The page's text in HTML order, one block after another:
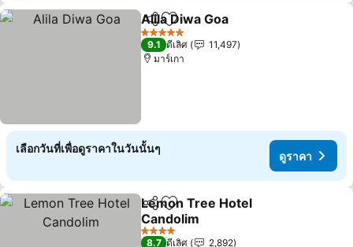
แชร์ เพิ่มในรายการโปรด
Alila Diwa Goa
5 ดาว
9.1 ดีเลิศ
11,497
มาร์เกา
เลือกวันที่เพื่อดูราคาในวันนั้นๆ
ดูราคา
แชร์ เพิ่มในรายการโปรด
Lemon Tree Hotel
Candolim
4 ดาว
8.7 ดีเลิศ
2,892